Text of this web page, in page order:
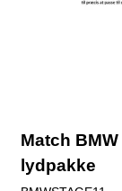
Match
lydpakke